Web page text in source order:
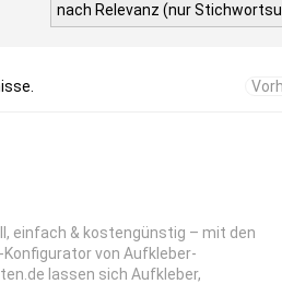
nach Relevanz (nur
einfach & kostengünstig – mit den
Konfigurator von Aufkleber-
lassen sich Aufkleber,